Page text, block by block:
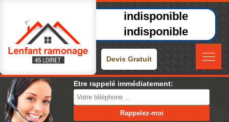
indisponible
indisponible
Devis Gratuit
Etre rappelé immédiatement: